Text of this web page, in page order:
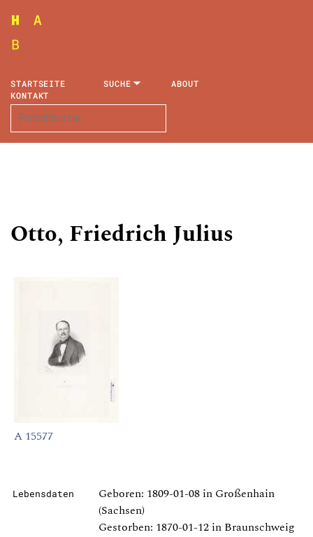
STARTSEITE SUCHE
ABOUT
KONTAKT
Otto, Friedrich Julius
A 15577
Lebensdaten
Geboren: 1809-01-08 in Großenhain
(Sachsen)
Gestorben: 1870-01-12 in Braunschweig